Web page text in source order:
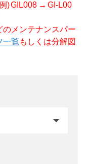
) GIL008 → GI-L00
メンテナンスパー
一覧 もしくは分解図